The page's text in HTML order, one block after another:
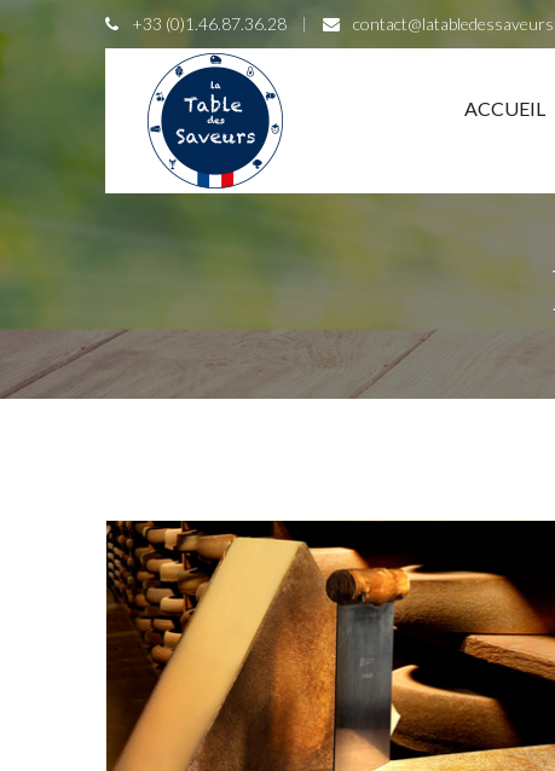
+33 (0)1.46.87.36.28
ACCUEIL